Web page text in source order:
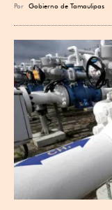
Por Gobierno de Tamaulipas